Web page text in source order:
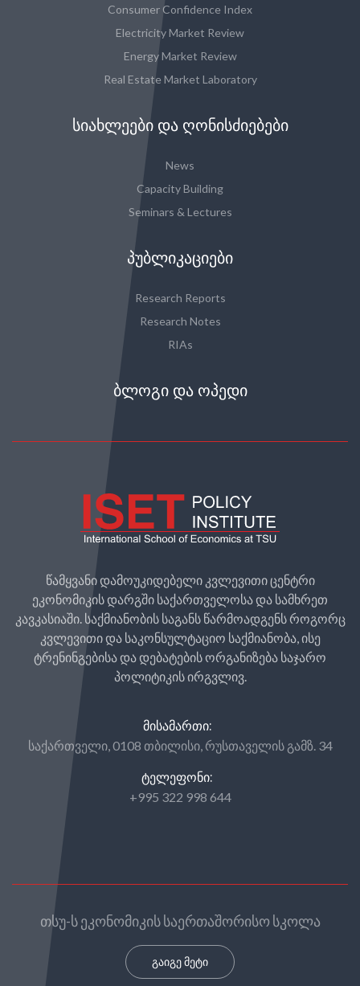
Consumer Confidence Index
Electricity Market Review
Energy Market Review
Real Estate Market Laboratory
ᲡᲘᲐᲮᲚᲔᲔᲑᲘ ᲓᲐ ᲦᲝᲜᲘᲡᲫᲘᲔᲑᲔᲑᲘ
News
Capacity Building
Seminars & Lectures
ᲞᲣᲑᲚᲘᲙᲐᲪᲘᲔᲑᲘ
Research Reports
Research Notes
RIAs
ᲑᲚᲝᲒᲘ ᲓᲐ ᲝᲞᲔᲓᲘ
წამყვანი დამოუკიდებელი კვლევითი ცენტრი
ეკონომიკის დარგში საქართველოსა და სამხრეთ
კავკასიაში. საქმიანობის საგანს წარმოადგენს როგორც
კვლევითი და საკონსულტაციო საქმიანობა, ისე
ტრენინგებისა და დებატების ორგანიზება საჯარო
პოლიტიკის ირგვლივ.
ᲛᲘᲡᲐᲛᲐᲠᲗᲘ:
საქართველი, 0108 თბილისი, რუსთაველის გამზ. 34
ᲢᲔᲚᲔᲤᲝᲜᲘ:
+995 322 998 644
თსუ-ს ეკონომიკის საერთაშორისო სკოლა
გაიგე მეტი